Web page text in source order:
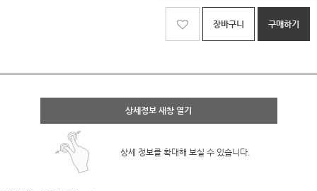
장바구니 구매하기
상세정보 새창 열기
상세 정보를 확대해 보실 수 있습니다.